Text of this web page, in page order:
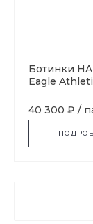
Ботинки
Eagle
40 300 ₽ /